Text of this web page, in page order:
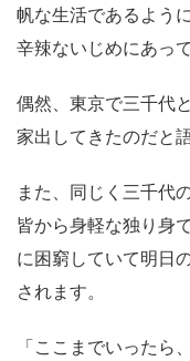
帆な生活であるよう
辛辣ないじめにあっ
偶然、東京で三千代
家出してきたのだと
また、同じく三千代
皆から身軽な独り身
に困窮していて明日
されます。
「ここまでいったら